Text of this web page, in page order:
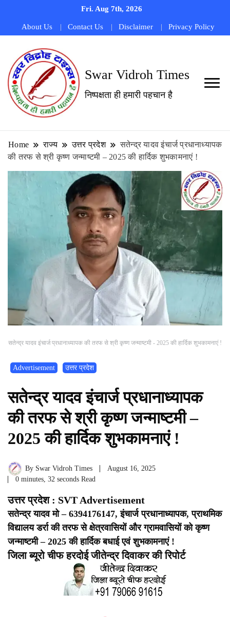
Fri. Aug 7th, 2026
About Us Contact Us Disclaimer Privacy Policy
Swar Vidroh Times
निष्पक्षता ही हमारी पहचान है
Home राज्य उत्तर प्रदेश
सतेन्द्र यादव इंचार्ज प्रधानाध्यापक
की तरफ से श्री कृष्ण जन्माष्टमी – 2025 की हार्दिक शुभकामनाएं !
सतेन्द्र यादव इंचार्ज प्रधानाध्यापक की तरफ से श्री कृष्ण जन्माष्टमी - 2025 की हार्दिक शुभकामनाएं !
Advertisement उत्तर प्रदेश
सतेन्द्र यादव इंचार्ज प्रधानाध्यापक
की तरफ से श्री कृष्ण जन्माष्टमी –
2025 की हार्दिक शुभकामनाएं !
By Swar Vidroh Times
August 16, 2025
0 minutes, 32 seconds Read
उत्तर प्रदेश : SVT Advertisement
सतेन्द्र यादव मो – 6394176147, इंचार्ज प्रधानाध्यापक, प्राथमिक
विद्यालय डर्रा की तरफ से क्षेत्रवासियों और ग्रामवासियों को कृष्ण
जन्माष्टमी – 2025 की हार्दिक बधाई एवं शुभकामनाएं !
जिला ब्यूरो चीफ हरदोई जीतेन्द्र दिवाकर की रिपोर्ट